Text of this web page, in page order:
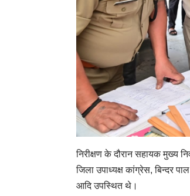
निरीक्षण के दौरान सहायक मुख्य
जिला उपाध्यक्ष कांग्रेस, बिन्दर
आदि उपस्थित थे।